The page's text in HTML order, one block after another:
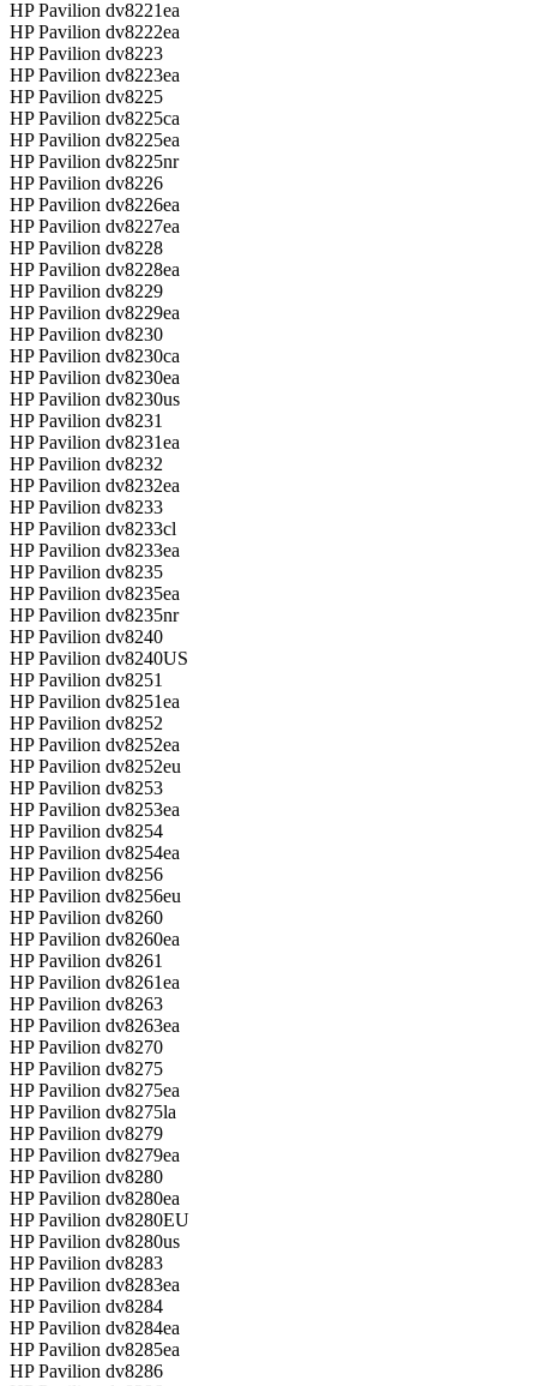
HP Pavilion dv8221ea
HP Pavilion dv8222ea
HP Pavilion dv8223
HP Pavilion dv8223ea
HP Pavilion dv8225
HP Pavilion dv8225ca
HP Pavilion dv8225ea
HP Pavilion dv8225nr
HP Pavilion dv8226
HP Pavilion dv8226ea
HP Pavilion dv8227ea
HP Pavilion dv8228
HP Pavilion dv8228ea
HP Pavilion dv8229
HP Pavilion dv8229ea
HP Pavilion dv8230
HP Pavilion dv8230ca
HP Pavilion dv8230ea
HP Pavilion dv8230us
HP Pavilion dv8231
HP Pavilion dv8231ea
HP Pavilion dv8232
HP Pavilion dv8232ea
HP Pavilion dv8233
HP Pavilion dv8233cl
HP Pavilion dv8233ea
HP Pavilion dv8235
HP Pavilion dv8235ea
HP Pavilion dv8235nr
HP Pavilion dv8240
HP Pavilion dv8240US
HP Pavilion dv8251
HP Pavilion dv8251ea
HP Pavilion dv8252
HP Pavilion dv8252ea
HP Pavilion dv8252eu
HP Pavilion dv8253
HP Pavilion dv8253ea
HP Pavilion dv8254
HP Pavilion dv8254ea
HP Pavilion dv8256
HP Pavilion dv8256eu
HP Pavilion dv8260
HP Pavilion dv8260ea
HP Pavilion dv8261
HP Pavilion dv8261ea
HP Pavilion dv8263
HP Pavilion dv8263ea
HP Pavilion dv8270
HP Pavilion dv8275
HP Pavilion dv8275ea
HP Pavilion dv8275la
HP Pavilion dv8279
HP Pavilion dv8279ea
HP Pavilion dv8280
HP Pavilion dv8280ea
HP Pavilion dv8280EU
HP Pavilion dv8280us
HP Pavilion dv8283
HP Pavilion dv8283ea
HP Pavilion dv8284
HP Pavilion dv8284ea
HP Pavilion dv8285ea
HP Pavilion dv8286